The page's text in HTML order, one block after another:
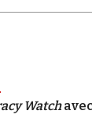
Watch